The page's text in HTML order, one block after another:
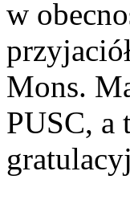
w
Mons.
PUSC, a